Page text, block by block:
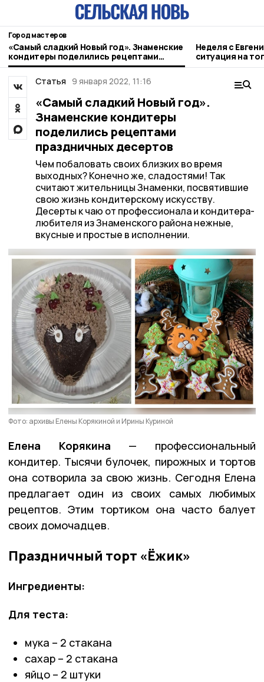
Город мастеров
«Самый сладкий Новый год». Знаменские
кондитеры поделились рецептами
праздничных десертов
Неделя с
ситуация на
городе и
Статья 9 января 2022, 11:16
«Самый сладкий Новый год».
Знаменские кондитеры
поделились рецептами
праздничных десертов
Чем побаловать своих близких во время
выходных? Конечно же, сладостями! Так
считают жительницы Знаменки, посвятившие
свою жизнь кондитерскому искусству.
Десерты к чаю от профессионала и кондитера-
любителя из Знаменского района нежные,
вкусные и простые в исполнении.
Фото: архивы Елены Корякиной и Ирины Куриной
Елена Корякина — профессиональный
кондитер. Тысячи булочек, пирожных и тортов
она сотворила за свою жизнь. Сегодня Елена
предлагает один из своих самых любимых
рецептов. Этим тортиком она часто балует
своих домочадцев.
Праздничный торт «Ёжик»
Ингредиенты:
Для теста:
мука – 2 стакана
сахар – 2 стакана
яйцо – 2 штуки